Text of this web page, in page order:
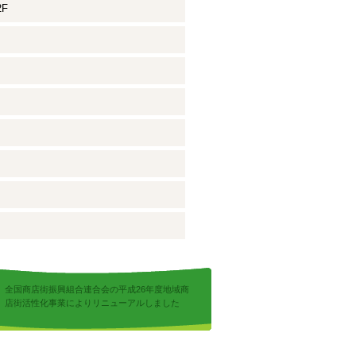
全国商店街振興組合連合会の平成26年度地域商
店街活性化事業によりリニューアルしました